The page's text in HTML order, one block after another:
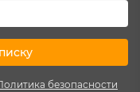
безопасности